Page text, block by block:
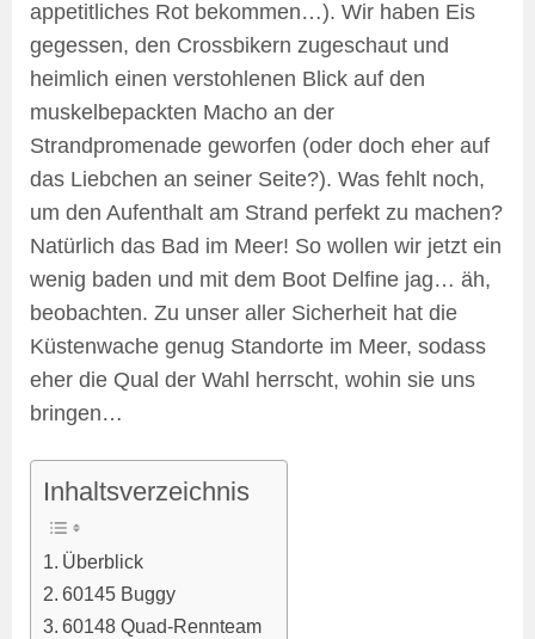
appetitliches Rot bekommen…). Wir haben Eis
gegessen, den Crossbikern zugeschaut und
heimlich einen verstohlenen Blick auf den
muskelbepackten Macho an der
Strandpromenade geworfen (oder doch eher auf
das Liebchen an seiner Seite?). Was fehlt noch,
um den Aufenthalt am Strand perfekt zu machen?
Natürlich das Bad im Meer! So wollen wir jetzt ein
wenig baden und mit dem Boot Delfine jag… äh,
beobachten. Zu unser aller Sicherheit hat die
Küstenwache genug Standorte im Meer, sodass
eher die Qual der Wahl herrscht, wohin sie uns
bringen…
Inhaltsverzeichnis
Überblick
60145 Buggy
60148 Quad-Rennteam